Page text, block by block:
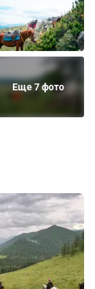
Еще 7 фото